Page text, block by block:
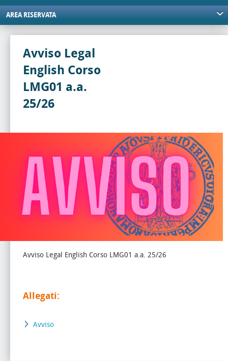
AREA RISERVATA
Avviso Legal
English Corso
LMG01 a.a.
25/26
Avviso Legal English Corso LMG01 a.a. 25/26
Allegati:
Avviso